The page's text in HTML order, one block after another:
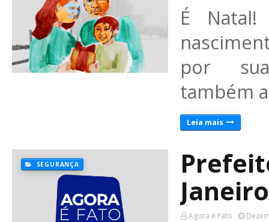
É
por
também
Leia mais
SEGURANÇA
Janeiro
Agora é Fato